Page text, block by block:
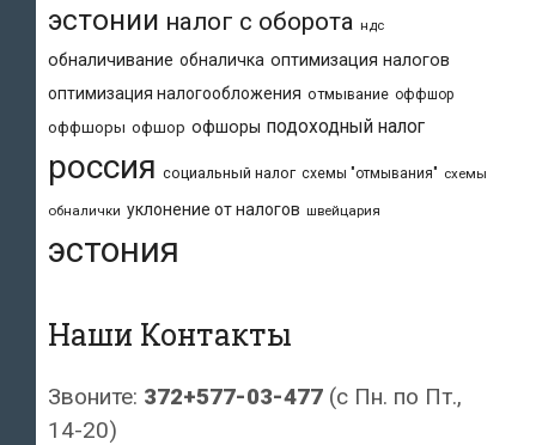
эстонии налог с оборота ндс
обналичивание обналичка оптимизация налогов
оптимизация налогообложения отмывание оффшор
оффшоры офшор офшоры подоходный налог
россия социальный налог схемы "отмывания" схемы
обналички уклонение от налогов швейцария
эстония
Наши Контакты
Звоните: 372+577-03-477 (с Пн. по Пт.,
14-20)